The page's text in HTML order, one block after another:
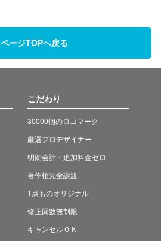
ページTOPへ戻る
こだわり
30000個のロゴマーク
厳選プロデザイナー
明朗会計・追加料金ゼロ
著作権完全譲渡
1点ものオリジナル
修正回数無制限
キャンセルＯＫ